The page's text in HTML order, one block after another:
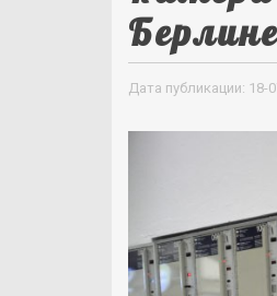
Дата публикации: 18-